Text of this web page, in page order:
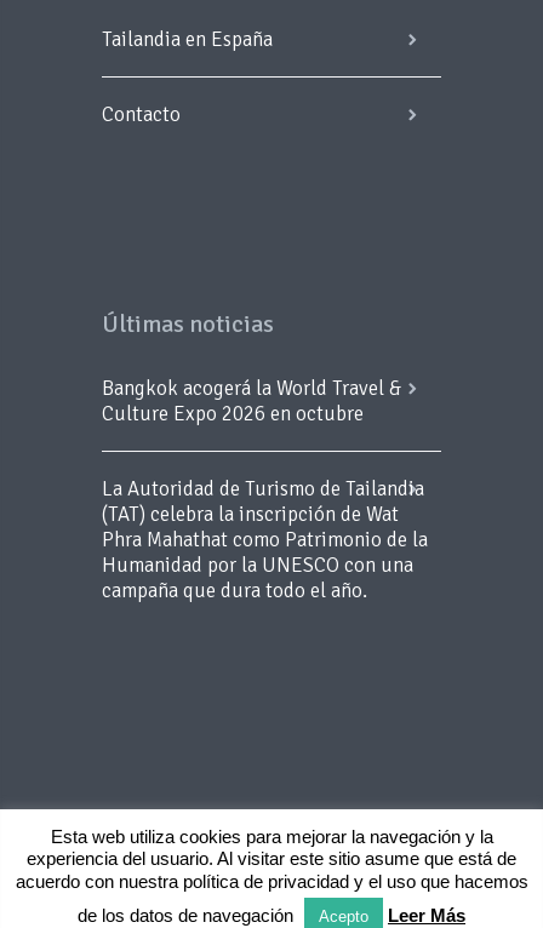
Tailandia en España
Contacto
Últimas noticias
Bangkok acogerá la World Travel &
Culture Expo 2026 en octubre
La Autoridad de Turismo de Tailandia
(TAT) celebra la inscripción de Wat
Phra Mahathat como Patrimonio de la
Humanidad por la UNESCO con una
campaña que dura todo el año.
Copyright 2015 BLUEROOM - Todos los
derechos reservados -Aviso Legal -Politica
de privacidad
Esta web utiliza cookies para mejorar la navegación y la
experiencia del usuario. Al visitar este sitio asume que está de
acuerdo con nuestra política de privacidad y el uso que hacemos
de los datos de navegación
Acepto Leer Más